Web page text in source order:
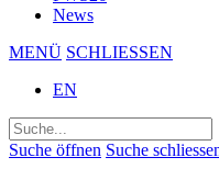
News
MENÜ SCHLIESSEN
EN
Suchen
nach:
Suche öffnen Suche